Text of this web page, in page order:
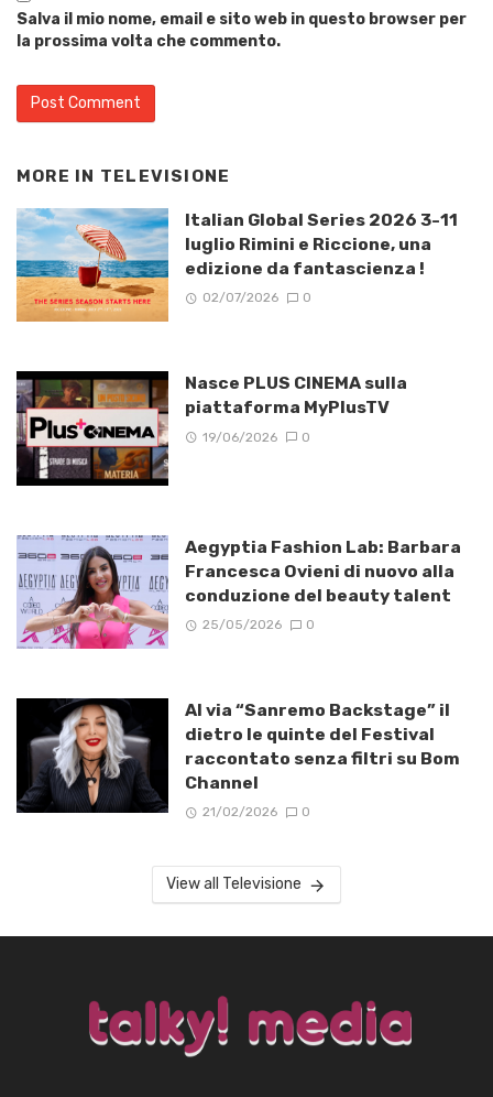
Salva il mio nome, email e sito web in questo browser per
la prossima volta che commento.
MORE IN TELEVISIONE
Italian Global Series 2026 3-11
luglio Rimini e Riccione, una
edizione da fantascienza !
02/07/2026 0
Nasce PLUS CINEMA sulla
piattaforma MyPlusTV
19/06/2026 0
Aegyptia Fashion Lab: Barbara
Francesca Ovieni di nuovo alla
conduzione del beauty talent
25/05/2026 0
Al via “Sanremo Backstage” il
dietro le quinte del Festival
raccontato senza filtri su Bom
Channel
21/02/2026 0
View all Televisione